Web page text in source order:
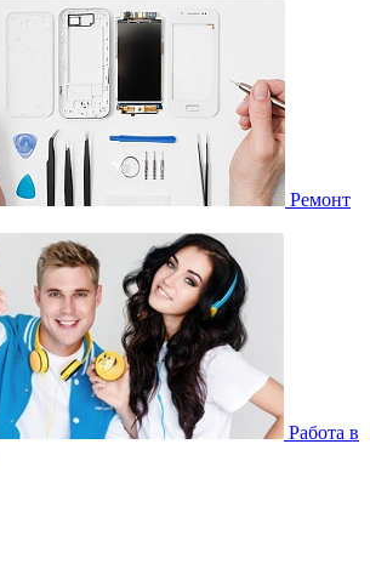
Ремонт
Работа в